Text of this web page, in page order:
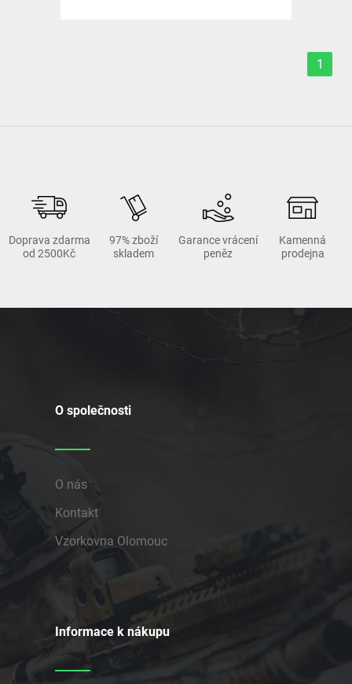
1
Doprava zdarma
od 2500Kč
97% zboží
skladem
Garance vrácení
peněz
Kamenná
prodejna
O společnosti
O nás
Kontakt
Vzorkovna Olomouc
Informace k nákupu